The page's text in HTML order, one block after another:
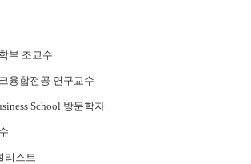
부 조교수
융합전공 연구교수
School 방문학자
리스트